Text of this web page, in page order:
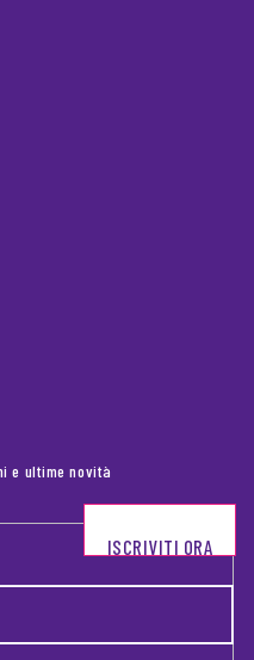
e ultime novità
ISCRIVITI ORA